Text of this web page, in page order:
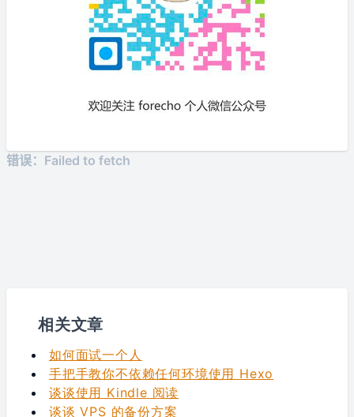
相关文章
如何面试一个人
手把手教你不依赖任何环境使用 Hexo
谈谈使用 Kindle 阅读
谈谈 VPS 的备份方案